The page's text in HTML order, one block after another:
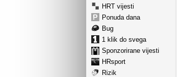
HRT vijesti
Ponuda dana
Bug
1 klik do svega
Sponzorirane vijesti
HRsport
Rizik